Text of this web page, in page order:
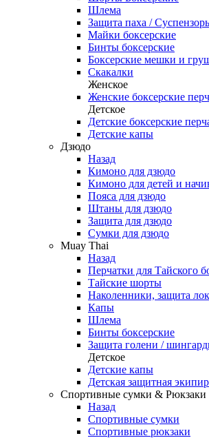
Шлема
Защита паха /
Майки боксерские
Бинты боксерские
Боксерские мешки и
Скакалки
Женское
Женские боксерские
Детское
Детские боксерские
Детские капы
Дзюдо
Назад
Кимоно для дзюдо
Кимоно для детей и
Пояса для дзюдо
Штаны для дзюдо
Защита для дзюдо
Сумки для дзюдо
Muay Thai
Назад
Перчатки для Тайского
Тайские шорты
Наколенники, защита
Капы
Шлема
Бинты боксерские
Защита голени /
Детское
Детские капы
Детская защитная
Спортивные сумки & Рюкзаки
Назад
Спортивные сумки
Спортивные рюкзаки